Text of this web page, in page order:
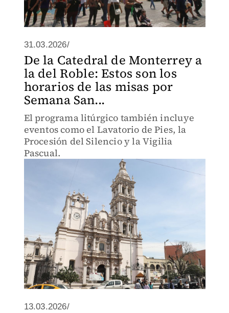
31.03.2026/
De la Catedral de Monterrey a
la del Roble: Estos son los
horarios de las misas por
Semana San...
El programa litúrgico también incluye
eventos como el Lavatorio de Pies, la
Procesión del Silencio y la Vigilia
Pascual.
13.03.2026/